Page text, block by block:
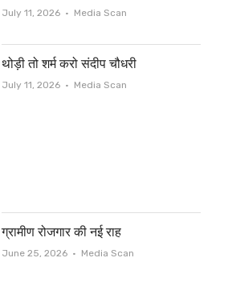
July 11, 2026 Author
Media Scan
थोड़ी तो शर्म करो संदीप चौधरी
July 11, 2026 Author
Media Scan
ग्रामीण रोजगार की नई राह
June 25, 2026 Author
Media Scan